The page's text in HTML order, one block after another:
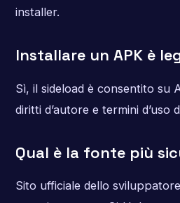
installer.
Installare un APK è
Sì, il sideload è consentito su
diritti d’autore e termini d’uso
Qual è la fonte più
Sito ufficiale dello